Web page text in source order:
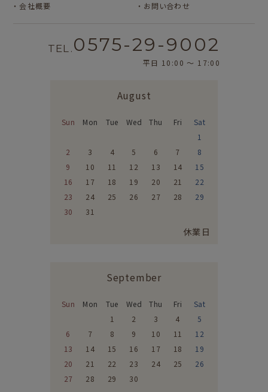
会社概要
お問い合わせ
TEL. 0575-29-9002
平日 10:00 〜 17:00
August
Sun Mon Tue Wed Thu Fri
Sat
1
2
3 4 5 6 7
8
9
10 11 12 13 14
15
16
17 18 19 20 21
22
23
24 25 26 27 28
29
30
31
休業日
September
Sun Mon Tue Wed Thu Fri
Sat
1
2 3 4
5
6
7 8 9 10 11
12
13
14 15 16 17 18
19
20
21 22 23 24 25
26
27
28 29 30